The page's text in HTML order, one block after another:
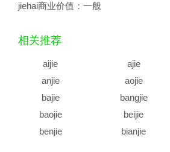
jiehai商业价值： 一般
相关推荐
aijie ajie
anjie
aojie
bajie
bangjie
baojie
beijie
benjie
bianjie